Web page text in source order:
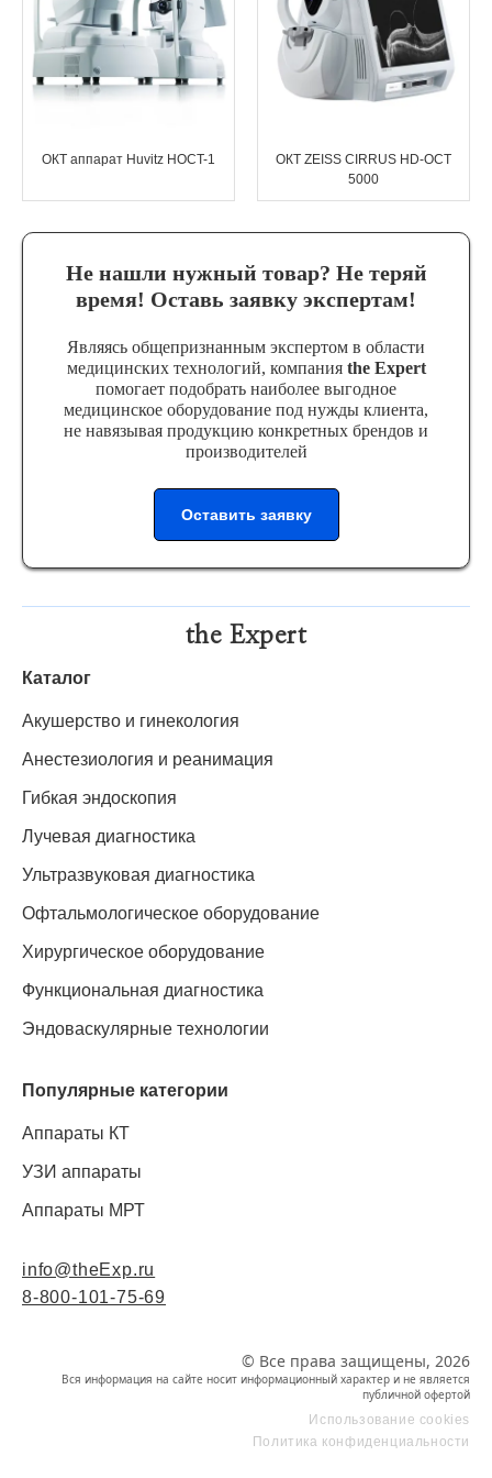
Эндоваскулярные технологии
ОКТ аппарат Huvitz HOCT-1
ОКТ ZEISS CIRRUS HD-OCT
5000
Не нашли нужный товар? Не теряй
время! Оставь заявку экспертам!
Являясь общепризнанным экспертом в области
медицинских технологий, компания the Expert
помогает подобрать наиболее выгодное
медицинское оборудование под нужды клиента,
не навязывая продукцию конкретных брендов и
производителей
Оставить заявку
the Expert
Каталог
Акушерство и гинекология
Анестезиология и реанимация
Гибкая эндоскопия
Лучевая диагностика
Ультразвуковая диагностика
Офтальмологическое оборудование
Хирургическое оборудование
Функциональная диагностика
Эндоваскулярные технологии
Популярные категории
Аппараты КТ
УЗИ аппараты
Аппараты МРТ
info@theExp.ru
8-800-101-75-69
© Все права защищены, 2026
Вся информация на сайте носит информационный характер и не является
публичной офертой
Использование cookies
Политика конфиденциальности